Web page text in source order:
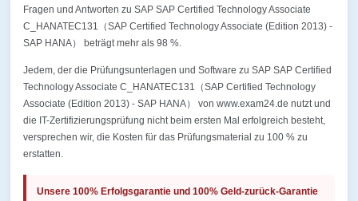
Fragen und Antworten zu SAP SAP Certified Technology Associate
C_HANATEC131（SAP Certified Technology Associate (Edition 2013) -
SAP HANA） beträgt mehr als 98 %.
Jedem, der die Prüfungsunterlagen und Software zu SAP SAP Certified
Technology Associate C_HANATEC131（SAP Certified Technology
Associate (Edition 2013) - SAP HANA） von www.exam24.de nutzt und
die IT-Zertifizierungsprüfung nicht beim ersten Mal erfolgreich besteht,
versprechen wir, die Kosten für das Prüfungsmaterial zu 100 % zu
erstatten.
Unsere 100% Erfolgsgarantie und 100% Geld-zurück-Garantie